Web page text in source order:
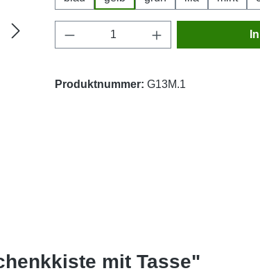
Produkt Anzahl: Gib den
Produktnummer: G13M.1
mit Tasse"